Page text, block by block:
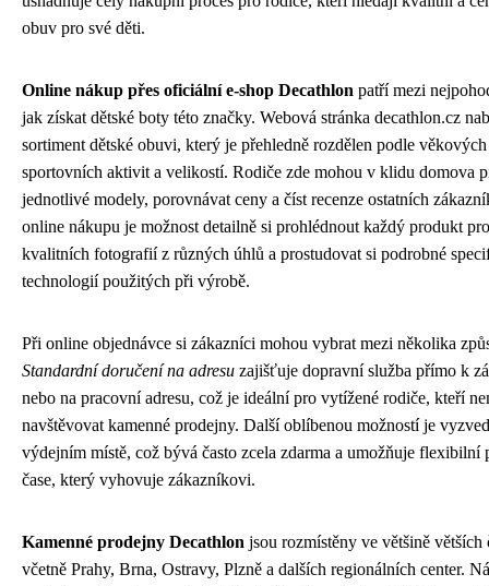
obuv pro své děti.
Online nákup přes oficiální e-shop Decathlon patří mezi
jak získat dětské boty této značky. Webová stránka decathlon.cz
sortiment dětské obuvi, který je přehledně rozdělen podle
sportovních aktivit a velikostí. Rodiče zde mohou v klidu domova
jednotlivé modely, porovnávat ceny a číst recenze ostatních
online nákupu je možnost detailně si prohlédnout každý produkt
kvalitních fotografií z různých úhlů a prostudovat si podrobné
technologií použitých při výrobě.
Při online objednávce si zákazníci mohou vybrat mezi několika
Standardní doručení na adresu zajišťuje dopravní služba přímo k
nebo na pracovní adresu, což je ideální pro vytížené rodiče, kteří
navštěvovat kamenné prodejny. Další oblíbenou možností je
výdejním místě, což bývá často zcela zdarma a umožňuje flexibilní
čase, který vyhovuje zákazníkovi.
Kamenné prodejny Decathlon jsou rozmístěny ve většině větších
včetně Prahy, Brna, Ostravy, Plzně a dalších regionálních center.